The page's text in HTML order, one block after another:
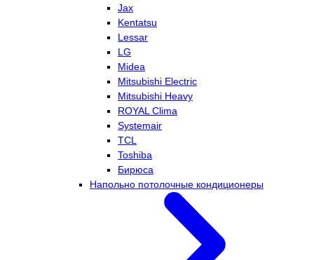
Jax
Kentatsu
Lessar
LG
Midea
Mitsubishi Electric
Mitsubishi Heavy
ROYAL Clima
Systemair
TCL
Toshiba
Бирюса
Напольно потолочные кондиционеры